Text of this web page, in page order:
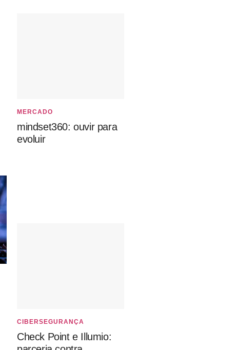
MERCADO
mindset360: ouvir para
evoluir
CIBERSEGURANÇA
Check Point e Illumio: